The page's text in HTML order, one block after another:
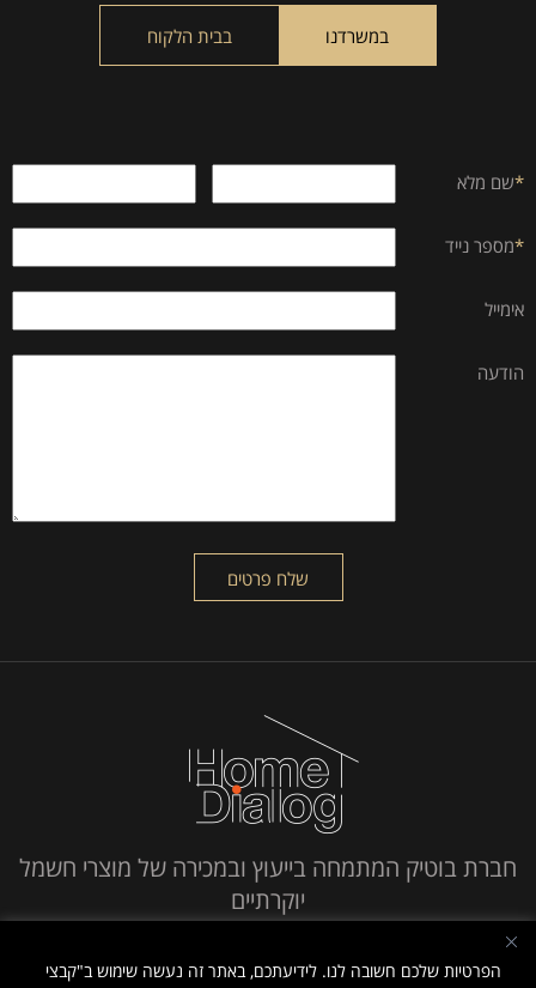
הפרטיות שלכם חשובה לנו. לידיעתכם, באתר זה נעשה שימוש ב"קבצי
במשרדנו בבית הלקוח
*שם מלא
*מספר נייד
אימייל
הודעה
חברת בוטיק המתמחה בייעוץ ובמכירה של מוצרי חשמל
יוקרתיים
חייג אלינו